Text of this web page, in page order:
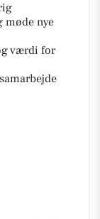
møde nye
værdi for